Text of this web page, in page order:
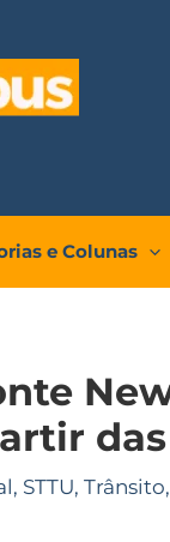
e Colunas
das
, STTU, Trânsito,